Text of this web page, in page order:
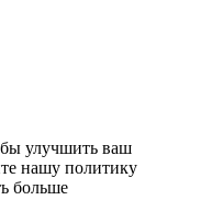
улучшить ваш
нашу политику
больше